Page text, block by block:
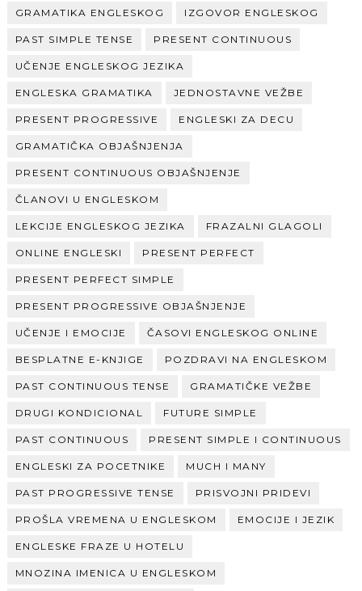
GRAMATIKA ENGLESKOG IZGOVOR ENGLESKOG
PAST SIMPLE TENSE PRESENT CONTINUOUS
UČENJE ENGLESKOG JEZIKA
ENGLESKA GRAMATIKA JEDNOSTAVNE VEŽBE
PRESENT PROGRESSIVE ENGLESKI ZA DECU
GRAMATIČKA OBJAŠNJENJA
PRESENT CONTINUOUS OBJAŠNJENJE
ČLANOVI U ENGLESKOM
LEKCIJE ENGLESKOG JEZIKA FRAZALNI GLAGOLI
ONLINE ENGLESKI PRESENT PERFECT
PRESENT PERFECT SIMPLE
PRESENT PROGRESSIVE OBJAŠNJENJE
UČENJE I EMOCIJE ČASOVI ENGLESKOG ONLINE
BESPLATNE E-KNJIGE POZDRAVI NA ENGLESKOM
PAST CONTINUOUS TENSE GRAMATIČKE VEŽBE
DRUGI KONDICIONAL FUTURE SIMPLE
PAST CONTINUOUS PRESENT SIMPLE I CONTINUOUS
ENGLESKI ZA POCETNIKE MUCH I MANY
PAST PROGRESSIVE TENSE PRISVOJNI PRIDEVI
PROŠLA VREMENA U ENGLESKOM EMOCIJE I JEZIK
ENGLESKE FRAZE U HOTELU
MNOZINA IMENICA U ENGLESKOM